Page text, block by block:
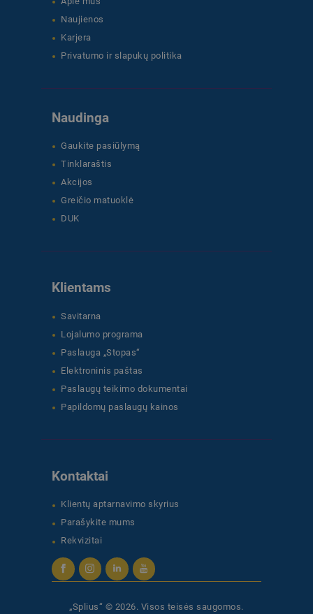
Naujienos
Karjera
Privatumo ir slapukų politika
Naudinga
Gaukite pasiūlymą
Tinklaraštis
Akcijos
Greičio matuoklė
DUK
Klientams
Savitarna
Lojalumo programa
Paslauga „Stopas“
Elektroninis paštas
Paslaugų teikimo dokumentai
Papildomų paslaugų kainos
Kontaktai
Klientų aptarnavimo skyrius
Parašykite mums
Rekvizitai
„Splius“ © 2026. Visos teisės saugomos.